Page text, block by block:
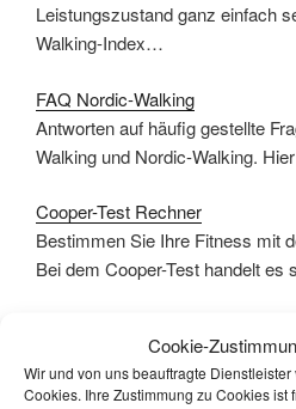
Cookie-
Wir und von uns beauftragte
Cookies. Ihre Zustimmung zu Cookies
Leistungszustand ganz einfach
Walking-Index…
FAQ Nordic-Walking
Antworten auf häufig gestellte
Walking und Nordic-Walking.
Cooper-Test Rechner
Bestimmen Sie Ihre Fitness mit
Bei dem Cooper-Test handelt